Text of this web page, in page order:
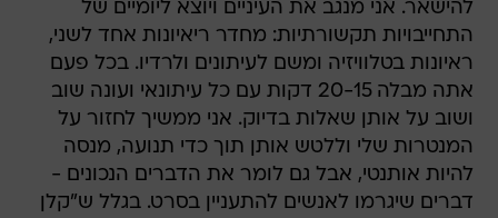
להישאר. אני מנגב את העיניים ויוצא ליומיים של
התחייבויות תקשורתיות: מחדר ריאיונות אחד לשני,
ראיונות בטלוויזיה ומשם לעיתונים ולרדיו. בכל פעם
אתה מבלה 20-15 דקות עם כל עיתונאי ועונה שוב
ושוב על אותן שאלות בדיוק. אני ממשיך לחזור על
המנטרות שלי וללטש אותן תוך כדי תנועה, מנסה
להיות אותנטי, אבל גם לומר את הדברים הנכונים -
דברים שיגרמו לאנשים להתעניין בסרט. בגלל ש"קלן